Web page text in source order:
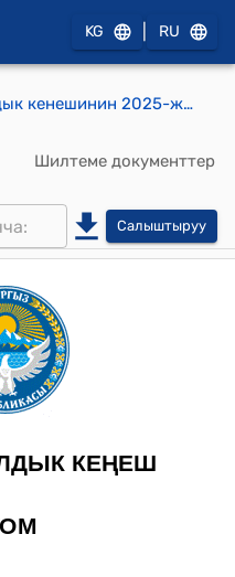
KG RU
Төрт-Гүл айылдык кенешинин 2025-жылдын 17-сентябрындагы №53 "Айыл чарба жерлеринин мамлекеттик фондунун жерлеринин ижара акысын өлчөмүн белгилөө жөнүндө" токтому
Шилтеме документтер
Салыштыруу